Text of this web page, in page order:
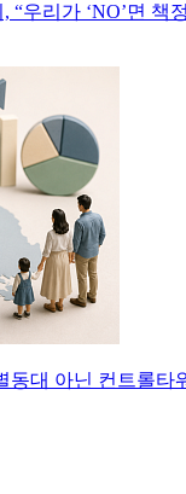
“우리가 ‘NO’면 책
동대 아닌 컨트롤타